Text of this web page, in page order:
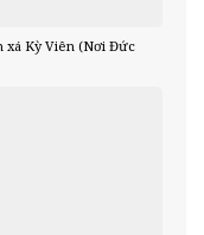
xá Kỳ Viên (Nơi Đức